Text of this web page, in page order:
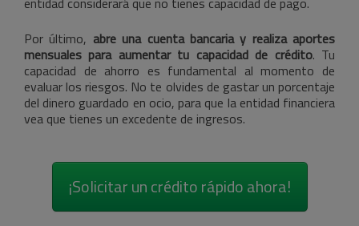
Por último, abre una cuenta bancaria y realiza aportes
mensuales para aumentar tu capacidad de crédito. Tu
capacidad de ahorro es fundamental al momento de
evaluar los riesgos. No te olvides de gastar un porcentaje
del dinero guardado en ocio, para que la entidad financiera
vea que tienes un excedente de ingresos.
¡Solicitar un crédito rápido ahora!